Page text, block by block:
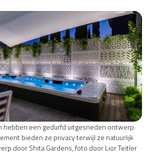
een gedurfd uitgesneden ontwerp.
bieden ze privacy terwijl ze natuurlijk
door Shita Gardens, foto door Lior Teitler